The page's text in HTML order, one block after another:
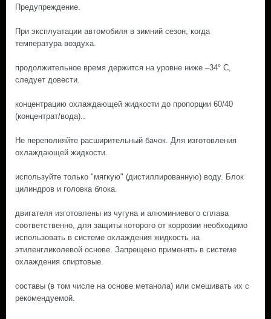
Предупреждение.
При эксплуатации автомобиля в зимний сезон, когда
температура воздуха.
продолжительное время держится на уровне ниже –34° С,
следует довести.
концентрацию охлаждающей жидкости до пропорции 60/40
(концентрат/вода)..
Не переполняйте расширительный бачок. Для изготовления
охлаждающей жидкости.
используйте только "мягкую" (дистиллированную) воду. Блок
цилиндров и головка блока.
двигателя изготовлены из чугуна и алюминиевого сплава
соответственно, для защиты которого от коррозии необходимо
использовать в системе охлаждения жидкость на
этиленгликолевой основе. Запрещено применять в системе
охлаждения спиртовые.
составы (в том числе на основе метанола) или смешивать их с
рекомендуемой.